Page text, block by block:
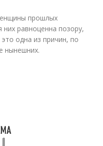
прошлых
равноценна позору,
одна из причин, по
нынешних.